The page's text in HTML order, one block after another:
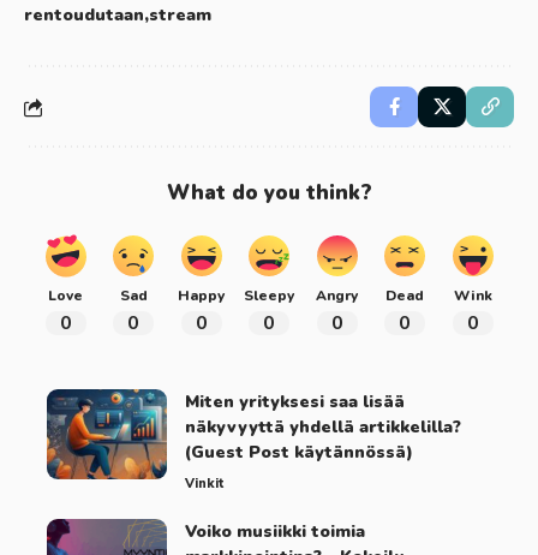
rentoudutaan stream
What do you think?
Love
0
Sad
0
Happy
0
Sleepy
0
Angry
0
Dead
0
Wink
0
Miten yrityksesi saa lisää
näkyvyyttä yhdellä artikkelilla?
(Guest Post käytännössä)
Vinkit
Voiko musiikki toimia